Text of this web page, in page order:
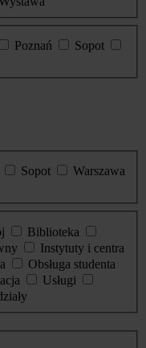
Poznań
Sopot
Sopot
Warszawa
Biblioteka
Instytuty i centra
Obsługa studenta
Usługi